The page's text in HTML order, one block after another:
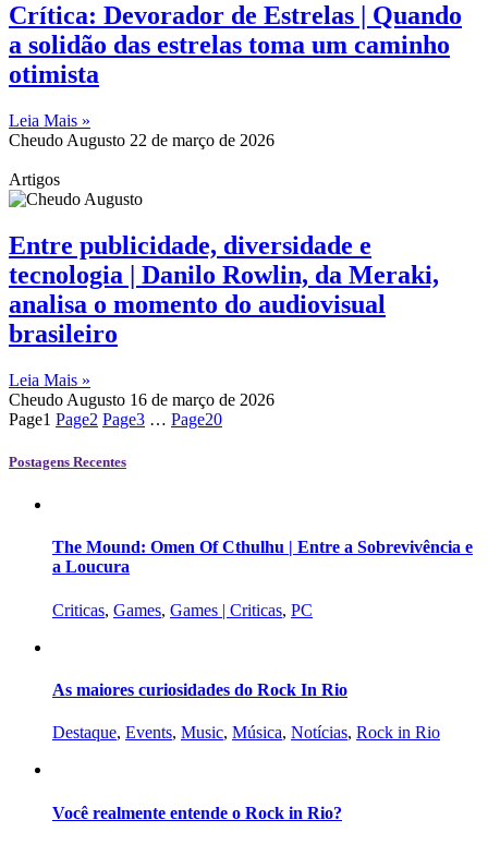
Crítica: Devorador de Estrelas | Quando
a solidão das estrelas toma um caminho
otimista
Leia Mais »
Cheudo Augusto 22 de março de 2026
Artigos
Entre publicidade, diversidade e
tecnologia | Danilo Rowlin, da Meraki,
analisa o momento do audiovisual
brasileiro
Leia Mais »
Cheudo Augusto 16 de março de 2026
Page1 Page2 Page3 … Page20
Postagens Recentes
The Mound: Omen Of Cthulhu | Entre a Sobrevivência e
a Loucura
Criticas, Games, Games | Criticas, PC
As maiores curiosidades do Rock In Rio
Destaque, Events, Music, Música, Notícias, Rock in Rio
Você realmente entende o Rock in Rio?